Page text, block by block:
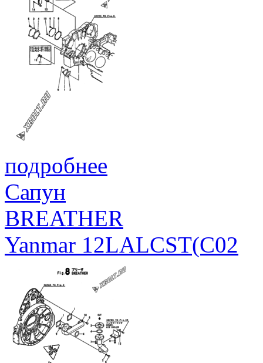
подробнее
Сапун
BREATHER
Yanmar 12LALCST(C02